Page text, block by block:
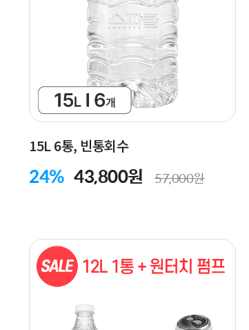
15L 6통, 빈통회수
24% 43,800원 57,000원